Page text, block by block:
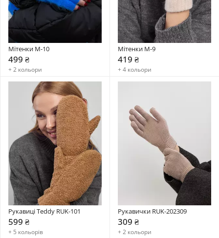
Мітенки M-10
499 ₴
+ 2 кольори
Мітенки M-9
419 ₴
+ 4 кольори
Рукавиці Teddy RUK-101
599 ₴
+ 5 кольорів
Рукавички RUK-202309
309 ₴
+ 2 кольори